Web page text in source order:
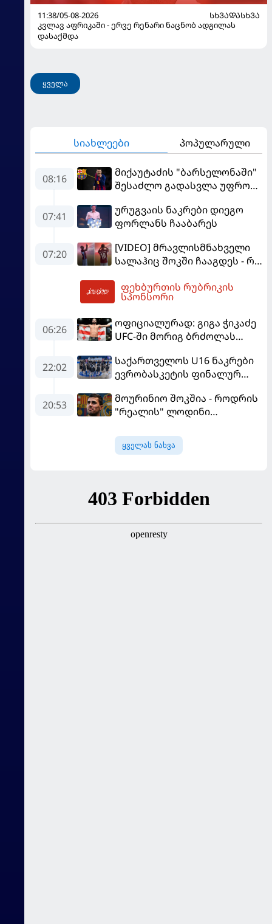
11:38/05-08-2026
ᲡᲮᲕᲐᲓᲐᲡᲮᲕᲐ
კვლავ აფრიკაში - ერვე რენარი ნაცნობ ადგილას
დასაქმდა
ყველა
სიახლეები პოპულარული
08:16
მიქაუტაძის "ბარსელონაში"
შესაძლო გადასვლა უფრო
ესაუბრა ქართველი
კატალონიელთა მთავარ
07:41
ურუგვაის ნაკრები დიეგო
ფორლანს ჩააბარეს
07:20
[VIDEO] მრავლისმნახველი
სალაჰიც შოკში ჩააგდეს - რა
ეგვიპტელი ფეხბურთელის
წარდგენისას
ფეხბურთის რუბრიკის
სპონსორი
06:26
ოფიციალურად: გიგა ჭიკაძე
UFC-ში მორიგ ბრძოლას
22:02
საქართველოს U16 ნაკრები
ევრობასკეტის ფინალურ
ასპარეზობას იწყებს
20:53
მოურინიო შოკშია - როდრის
"რეალის" ლოდინი
"ბარსელონაში" გადადის
ყველას ნახვა